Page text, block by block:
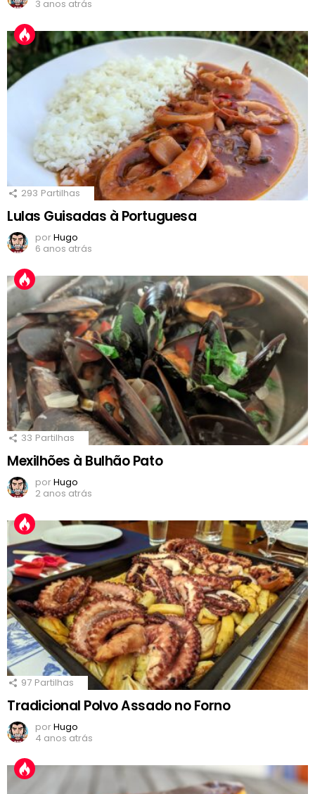
3 anos atrás
293 Partilhas
Lulas Guisadas à Portuguesa
porHugo
6 anos atrás
33 Partilhas
Mexilhões à Bulhão Pato
porHugo
2 anos atrás
97 Partilhas
Tradicional Polvo Assado no Forno
porHugo
4 anos atrás